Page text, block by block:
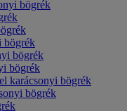
bögrék
bögrék
bögrék
bögrék
karácsonyi bögrék
bögrék